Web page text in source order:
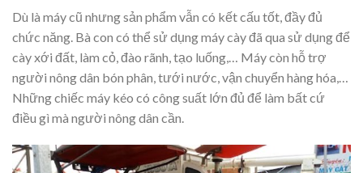
Dù là máy cũ nhưng sản phẩm vẫn có kết cấu tốt, đầy đủ
chức năng. Bà con có thể sử dụng máy cày đã qua sử dụng để
cày xới đất, làm cỏ, đào rãnh, tạo luống,… Máy còn hỗ trợ
người nông dân bón phân, tưới nước, vận chuyển hàng hóa,…
Những chiếc máy kéo có công suất lớn đủ để làm bất cứ
điều gì mà người nông dân cần.